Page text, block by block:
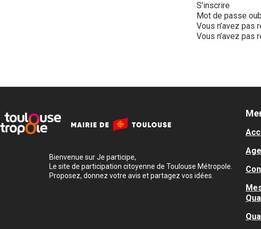
S'inscrire
Mot de passe
Vous n’avez pas
Vous n’avez pas
Bienvenue sur Je participe,
Le site de participation citoyenne de Toulouse Métropole.
Proposez, donnez votre avis et partagez vos idées.